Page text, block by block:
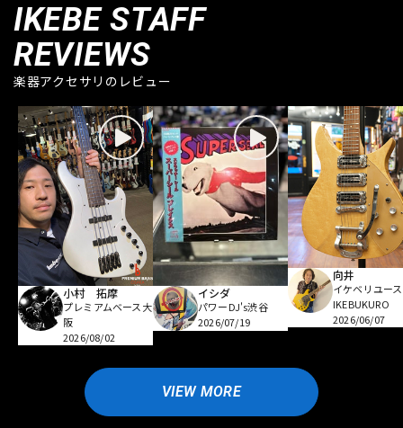
IKEBE STAFF
REVIEWS
楽器アクセサリのレビュー
小村 拓摩
プレミアムベース大
阪
2026/08/02
イシダ
パワーDJ's渋谷
2026/07/19
向井
イケベリユース
IKEBUKURO
2026/06/07
VIEW MORE